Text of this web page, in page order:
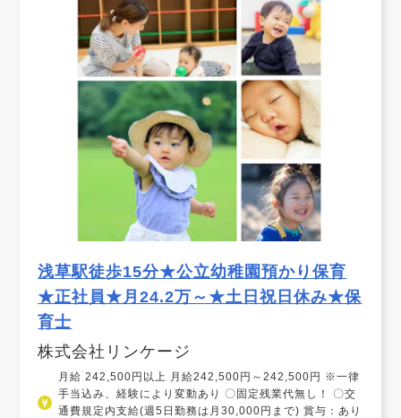
浅草駅徒歩15分★公立幼稚園預かり保育
★正社員★月24.2万～★土日祝日休み★保
育士
株式会社リンケージ
月給 242,500円以上 月給242,500円～242,500円 ※一律
手当込み、経験により変動あり 〇固定残業代無し！ 〇交
通費規定内支給(週5日勤務は月30,000円まで) 賞与：あり